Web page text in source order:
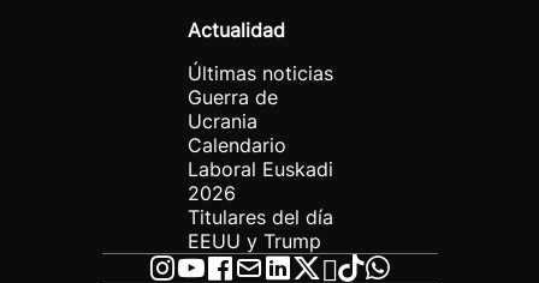
Actualidad
Últimas noticias
Guerra de
Ucrania
Calendario
Laboral Euskadi
2026
Titulares del día
EEUU y Trump